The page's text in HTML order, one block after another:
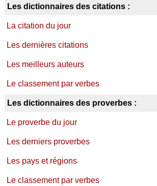
Les dictionnaires des citations :
La citation du jour
Les dernières citations
Les meilleurs auteurs
Le classement par verbes
Les dictionnaires des proverbes :
Le proverbe du jour
Les derniers proverbes
Les pays et régions
Le classement par verbes